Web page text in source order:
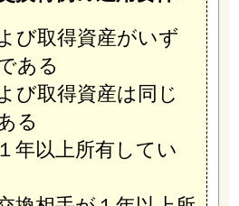
び取得資産がいず
ある
び取得資産は同じ
る
年以上所有してい